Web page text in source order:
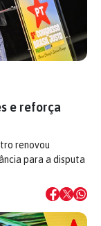
e reforça
renovou
para a disputa